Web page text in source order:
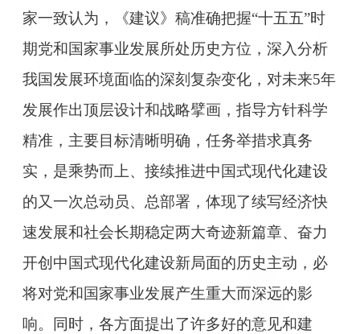
家一致认为，《建议》稿准确把握“十五五”时
期党和国家事业发展所处历史方位，深入分析
我国发展环境面临的深刻复杂变化，对未来5年
发展作出顶层设计和战略擘画，指导方针科学
精准，主要目标清晰明确，任务举措求真务
实，是乘势而上、接续推进中国式现代化建设
的又一次总动员、总部署，体现了续写经济快
速发展和社会长期稳定两大奇迹新篇章、奋力
开创中国式现代化建设新局面的历史主动，必
将对党和国家事业发展产生重大而深远的影
响。同时，各方面提出了许多好的意见和建